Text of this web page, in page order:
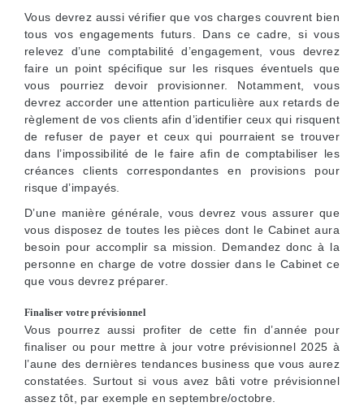
Vous devrez aussi vérifier que vos charges couvrent bien
tous vos engagements futurs. Dans ce cadre, si vous
relevez d’une comptabilité d’engagement, vous devrez
faire un point spécifique sur les risques éventuels que
vous pourriez devoir provisionner. Notamment, vous
devrez accorder une attention particulière aux retards de
règlement de vos clients afin d’identifier ceux qui risquent
de refuser de payer et ceux qui pourraient se trouver
dans l’impossibilité de le faire afin de comptabiliser les
créances clients correspondantes en provisions pour
risque d’impayés.
D’une manière générale, vous devrez vous assurer que
vous disposez de toutes les pièces dont le Cabinet aura
besoin pour accomplir sa mission. Demandez donc à la
personne en charge de votre dossier dans le Cabinet ce
que vous devrez préparer.
Finaliser votre prévisionnel
Vous pourrez aussi profiter de cette fin d’année pour
finaliser ou pour mettre à jour votre prévisionnel 2025 à
l’aune des dernières tendances business que vous aurez
constatées. Surtout si vous avez bâti votre prévisionnel
assez tôt, par exemple en septembre/octobre.